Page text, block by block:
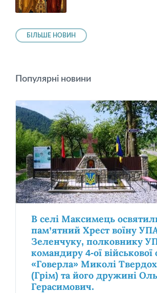
БІЛЬШЕ НОВИН
Популярні новини
В селі Максимець
пам’ятний Хрест воїну
Зеленчуку, полковнику
командиру 4-ої військової
«Говерла» Миколі
(Грім) та його дружині
Герасимович.